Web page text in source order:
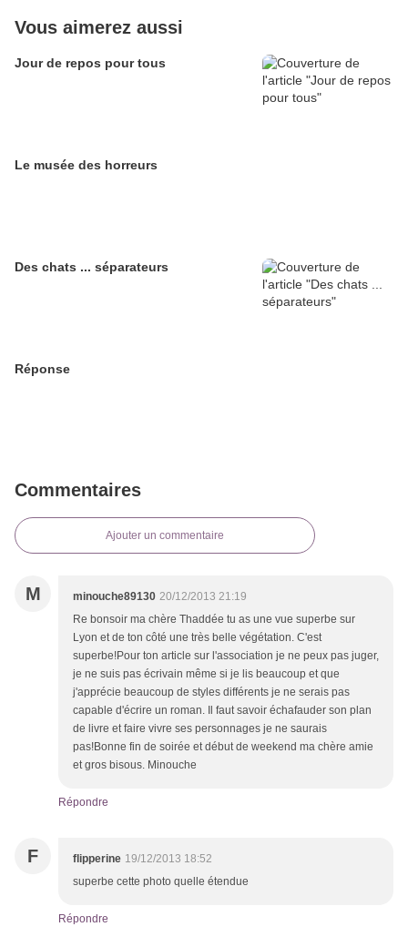
Vous aimerez aussi
Jour de repos pour tous
Le musée des horreurs
Des chats ... séparateurs
Réponse
Commentaires
Ajouter un commentaire
M minouche89130 20/12/2013 21:19
Re bonsoir ma chère Thaddée tu as une vue superbe sur
Lyon et de ton côté une très belle végétation. C'est
superbe!Pour ton article sur l'association je ne peux pas juger,
je ne suis pas écrivain même si je lis beaucoup et que
j'apprécie beaucoup de styles différents je ne serais pas
capable d'écrire un roman. Il faut savoir échafauder son plan
de livre et faire vivre ses personnages je ne saurais
pas!Bonne fin de soirée et début de weekend ma chère amie
et gros bisous. Minouche
Répondre
F flipperine 19/12/2013 18:52
superbe cette photo quelle étendue
Répondre